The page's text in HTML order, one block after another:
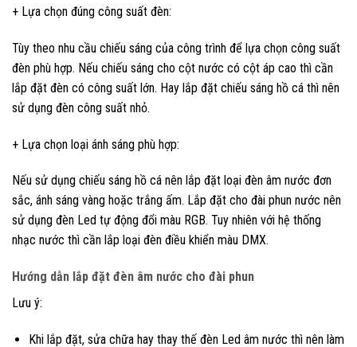
+ Lựa chọn đúng công suất đèn:
Tùy theo nhu cầu chiếu sáng của công trình để lựa chọn công suất
đèn phù hợp. Nếu chiếu sáng cho cột nước có cột áp cao thì cần
lắp đặt đèn có công suất lớn. Hay lắp đặt chiếu sáng hồ cá thì nên
sử dụng đèn công suất nhỏ.
+ Lựa chọn loại ánh sáng phù hợp:
Nếu sử dụng chiếu sáng hồ cá nên lắp đặt loại đèn âm nước đơn
sắc, ánh sáng vàng hoặc trắng ấm. Lắp đặt cho đài phun nước nên
sử dụng đèn Led tự động đổi màu RGB. Tuy nhiên với hệ thống
nhạc nước thì cần lắp loại đèn điều khiển màu DMX.
Hướng dẫn lắp đặt đèn âm nước cho đài phun
Lưu ý:
Khi lắp đặt, sửa chữa hay thay thế đèn Led âm nước thì nên làm